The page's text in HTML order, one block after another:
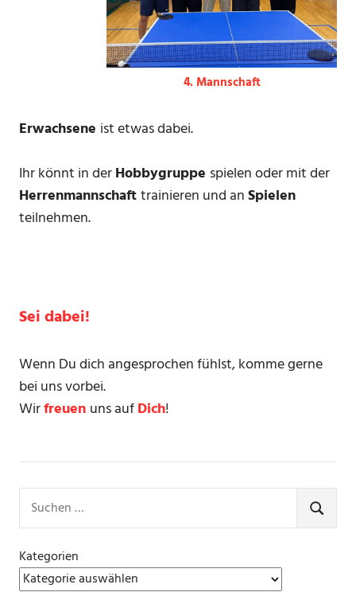
4. Mannschaft
Erwachsene ist etwas dabei.
Ihr könnt in derHobbygruppe spielen oder mit der
Herrenmannschafttrainieren und anSpielen
teilnehmen.
Sei dabei!
Wenn Du dich angesprochen fühlst, komme gerne
bei uns vorbei.
Wirfreuen uns aufDich!
nach:
SUCHEN
Kategorien